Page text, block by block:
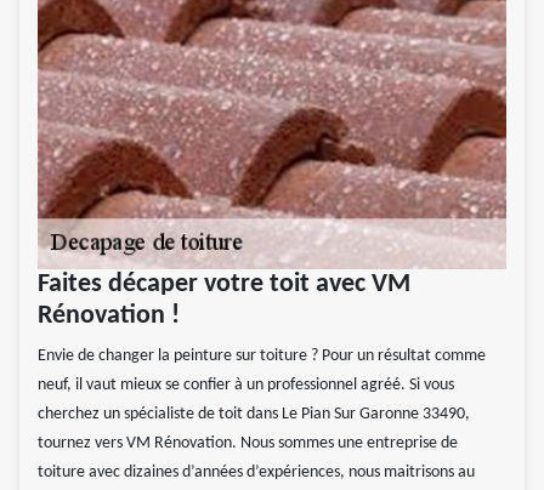
Faites décaper votre toit avec VM
Rénovation !
Envie de changer la peinture sur toiture ? Pour un résultat comme
neuf, il vaut mieux se confier à un professionnel agréé. Si vous
cherchez un spécialiste de toit dans Le Pian Sur Garonne 33490,
tournez vers VM Rénovation. Nous sommes une entreprise de
toiture avec dizaines d’années d’expériences, nous maitrisons au